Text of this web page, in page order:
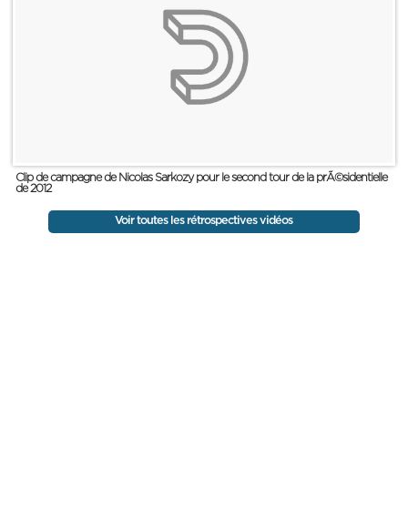
Clip de campagne de Nicolas Sarkozy pour le second tour de la prÃ©sidentielle
de 2012
Voir toutes les rétrospectives vidéos